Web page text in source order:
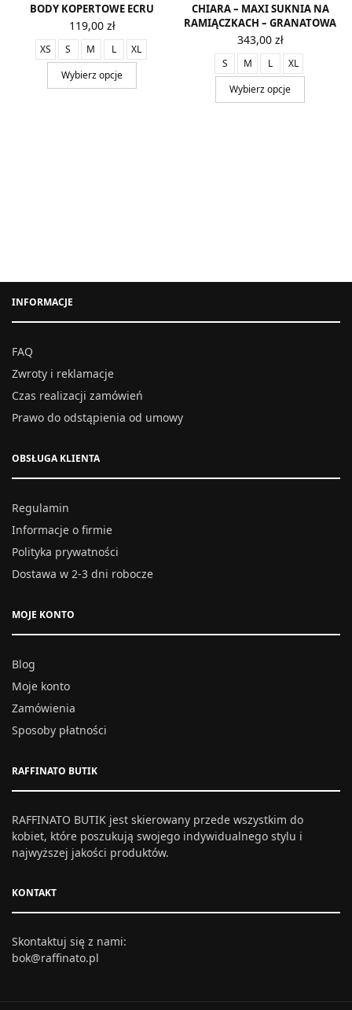
BODY KOPERTOWE ECRU
119,00 zł
XS S M L
XL
Wybierz opcje
CHIARA – MAXI SUKNIA NA
RAMIĄCZKACH – GRANATOWA
343,00 zł
S M L
XL
Wybierz opcje
INFORMACJE
FAQ
Zwroty i reklamacje
Czas realizacji zamówień
Prawo do odstąpienia od umowy
OBSŁUGA KLIENTA
Regulamin
Informacje o firmie
Polityka prywatności
Dostawa w 2-3 dni robocze
MOJE KONTO
Blog
Moje konto
Zamówienia
Sposoby płatności
RAFFINATO BUTIK
RAFFINATO BUTIK jest skierowany przede wszystkim do
kobiet, które poszukują swojego indywidualnego stylu i
najwyższej jakości produktów.
KONTAKT
Skontaktuj się z nami:
bok@raffinato.pl